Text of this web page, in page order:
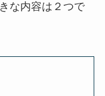
な内容は２つで